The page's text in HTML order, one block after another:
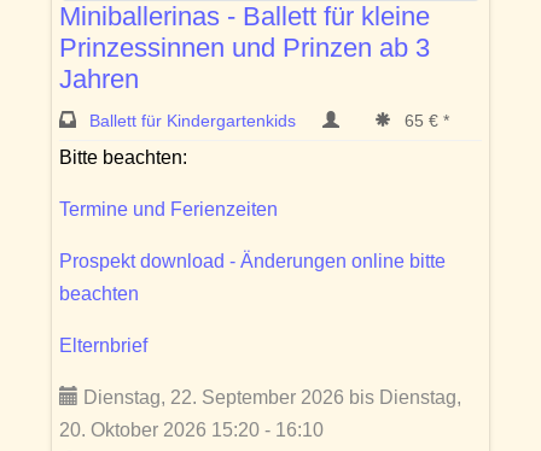
Miniballerinas - Ballett für kleine
Prinzessinnen und Prinzen ab 3
Jahren
Ballett für Kindergartenkids 65 € *
Bitte beachten:
Termine und Ferienzeiten
Prospekt download - Änderungen online bitte
beachten
Elternbrief
Dienstag, 22. September 2026 bis Dienstag,
20. Oktober 2026 15:20 - 16:10